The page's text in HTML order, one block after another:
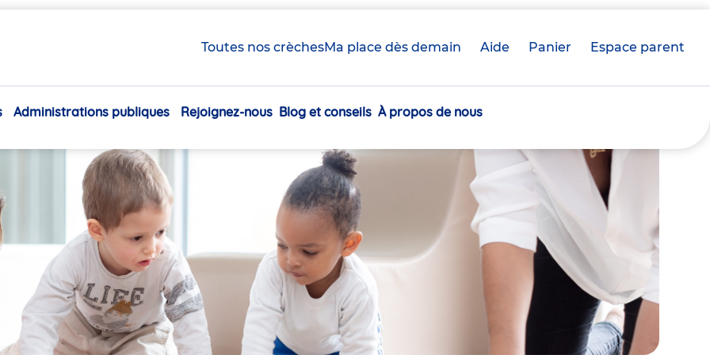
Toutes nos crèchesMa place dès demain Aide Panier crèche(s)
Espace parent
Navigation
Administrations publiques Rejoignez-nous Blog et conseils À propos de nous